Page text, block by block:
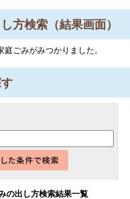
方検索 （結果画面）
庭ごみがみつかりました。
の出し方検索結果一覧